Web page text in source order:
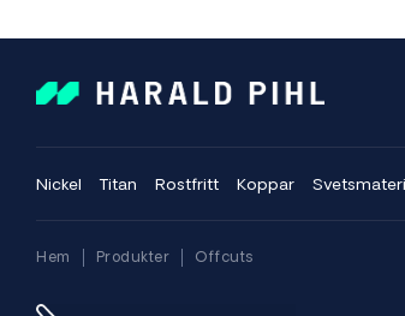
Nickel Titan Rostfritt Koppar
Hem Produkter Offcuts